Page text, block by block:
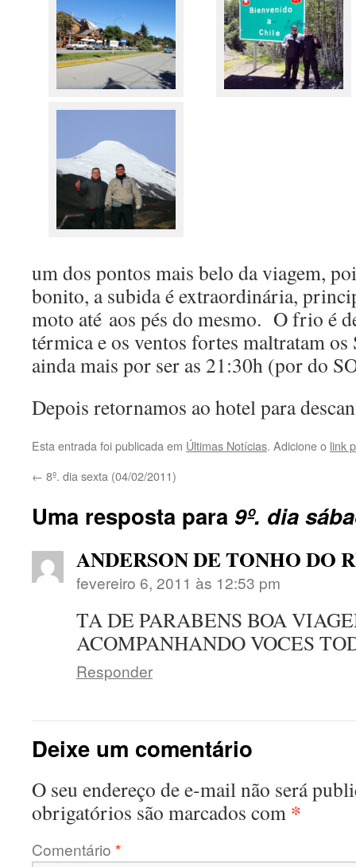
um dos pontos mais belo da viagem,
bonito, a subida é extraordinária,
moto até aos pés do mesmo. O frio é
térmica e os ventos fortes maltratam
ainda mais por ser as 21:30h (por do
Depois retornamos ao hotel para
Esta entrada foi publicada em Últimas Notícias. Adicione o link
← 8º. dia sexta (04/02/2011)
Uma resposta para 9º. dia
ANDERSON DE TONHO DO
fevereiro 6, 2011 às 12:53 pm
TA DE PARABENS BOA
ACOMPANHANDO VOCES
Responder
Deixe um comentário
O seu endereço de e-mail não será
obrigatórios são marcados com *
Comentário *